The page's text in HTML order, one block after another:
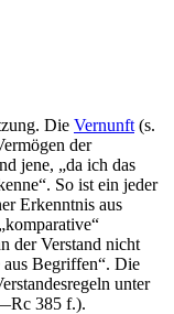
Die Vernunft (s.
der
jene, „da ich das
So ist ein jeder
Erkenntnis aus
der Verstand nicht
aus Begriffen“. Die
unter
385 f.).